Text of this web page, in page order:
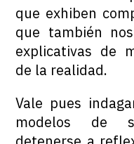
que exhiben
que también
explicativas de
de la realidad.
Vale pues
modelos de